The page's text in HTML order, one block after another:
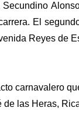
El
Reyes de
carnavalero
las Heras,